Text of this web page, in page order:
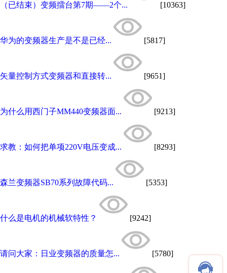
（已结束）变频擂台第7期——2个... [10363]
华为的变频器生产是不是已经... [5817]
矢量控制方式变频器和直接转... [9651]
为什么用西门子MM440变频器面... [9213]
求教：如何把单项220V电压变成... [8293]
森兰变频器SB70系列故障代码... [5353]
什么是电机的机械软特性？ [9242]
请问大家：日业变频器的质量怎... [5780]